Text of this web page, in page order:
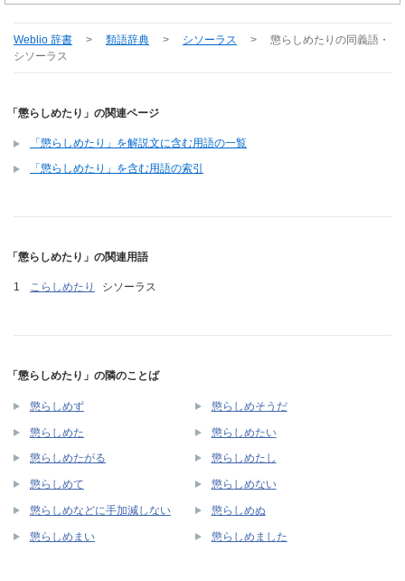
Weblio 辞書 > 類語辞典 > シソーラス > 懲らしめたり の同義語・
シソーラス
「懲らしめたり」の関連ページ
「懲らしめたり」を解説文に含む用語の一覧
「懲らしめたり」を含む用語の索引
「懲らしめたり」の関連用語
こらしめたり シソーラス
「懲らしめたり」の隣のことば
懲らしめず 懲らしめそうだ
懲らしめた 懲らしめたい
懲らしめたがる 懲らしめたし
懲らしめて 懲らしめない
懲らしめなどに手加減しない 懲らしめぬ
懲らしめまい 懲らしめました